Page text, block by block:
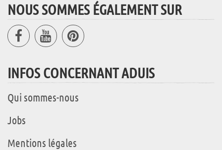
NOUS SOMMES ÉGALEMENT SUR
INFOS CONCERNANT ADUIS
Qui sommes-nous
Jobs
Mentions légales